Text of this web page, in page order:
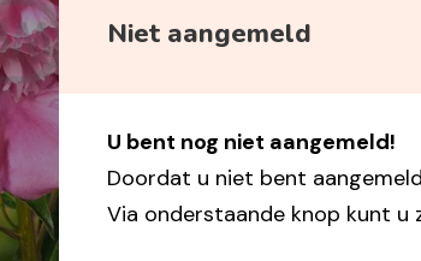
Niet aangemeld
U bent nog niet aangemeld!
Doordat u niet bent
Via onderstaande knop kunt u